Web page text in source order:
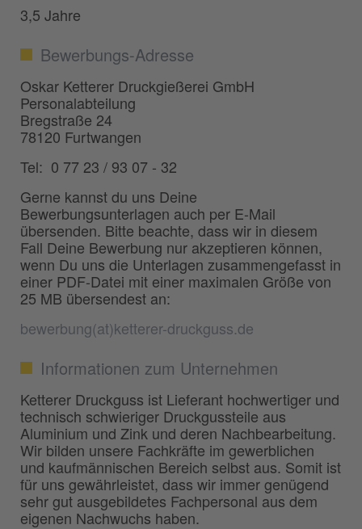
3,5 Jahre
Bewerbungs-Adresse
Oskar Ketterer Druckgießerei GmbH
Personalabteilung
Bregstraße 24
78120 Furtwangen
Tel: 0 77 23 / 93 07 - 32
Gerne kannst du uns Deine
Bewerbungsunterlagen auch per E-Mail
übersenden. Bitte beachte, dass wir in diesem
Fall Deine Bewerbung nur akzeptieren können,
wenn Du uns die Unterlagen zusammengefasst in
einer PDF-Datei mit einer maximalen Größe von
25 MB übersendest an:
bewerbung(at)ketterer-druckguss.de
Informationen zum Unternehmen
Ketterer Druckguss ist Lieferant hochwertiger und
technisch schwieriger Druckgussteile aus
Aluminium und Zink und deren Nachbearbeitung.
Wir bilden unsere Fachkräfte im gewerblichen
und kaufmännischen Bereich selbst aus. Somit ist
für uns gewährleistet, dass wir immer genügend
sehr gut ausgebildetes Fachpersonal aus dem
eigenen Nachwuchs haben.